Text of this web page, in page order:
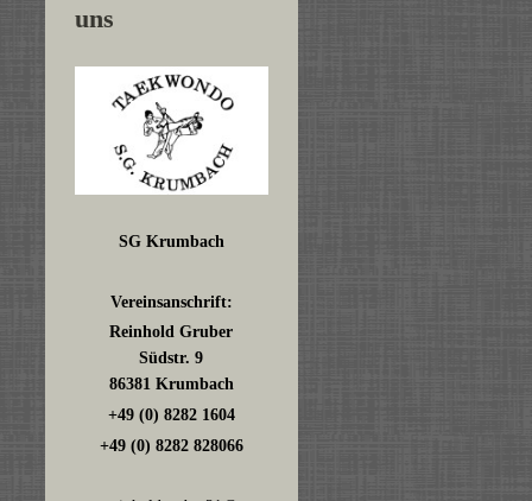
uns
SG Krumbach
Vereinsanschrift:
Reinhold Gruber
Südstr. 9
86381 Krumbach
+49 (0) 8282 1604
+49 (0) 8282 828066